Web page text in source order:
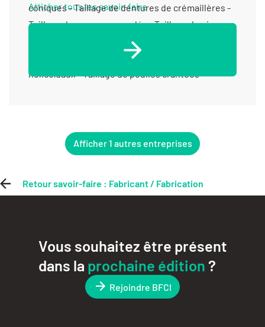
coniques - Taillage de dentures de crémaillères -
Taillage de moyeux cannelés - Taillage de pignons
à chaîne - Taillage de pignons à denture droite -
Taillage de pignons coniques - Taillage de pignons
hélicoïdaux - Taillage de poulies crantées
Afficher tous les savoir-faire
Afficher 1 autres entreprises
Retour savoir-faire : Fabricant / Fabrication
Vous souhaitez être présent
dans la prochaine édition?
Rejoindre BFCI